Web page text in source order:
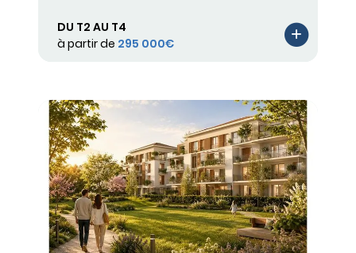
DU T2 AU T4
à partir de 295 000€